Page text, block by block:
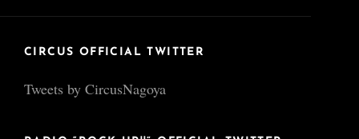
CIRCUS OFFICIAL TWITTER
Tweets by CircusNagoya